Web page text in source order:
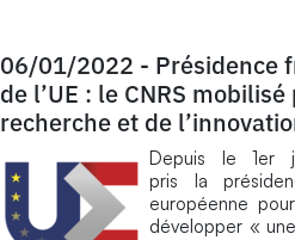
06/01/2022 - Présidence
de l’UE : le CNRS
recherche et de
Depuis le 1er
pris la
européenne
développer «